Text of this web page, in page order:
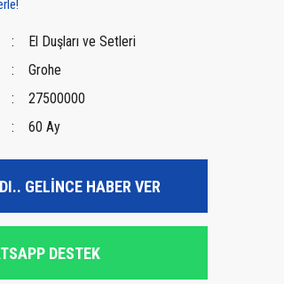
El Duşları ve Setleri
Grohe
27500000
60 Ay
GELİNCE HABER VER
DESTEK